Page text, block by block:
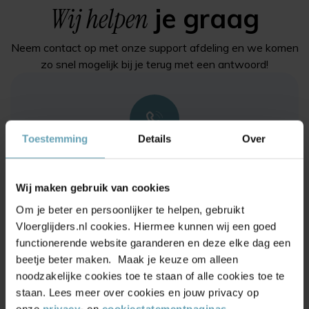
Toestemming Details Over
Wij maken gebruik van cookies
Om je beter en persoonlijker te helpen, gebruikt
Vloerglijders.nl cookies. Hiermee kunnen wij een goed
functionerende website garanderen en deze elke dag een
beetje beter maken. Maak je keuze om alleen
noodzakelijke cookies toe te staan of alle cookies toe te
staan. Lees meer over cookies en jouw privacy op
Wij helpen je graag
Neem contact op met onze support afdeling en we komen
zo snel mogelijk bij je terug met een antwoord!
Of stuur een mail naar
info@vloerglijders.nl